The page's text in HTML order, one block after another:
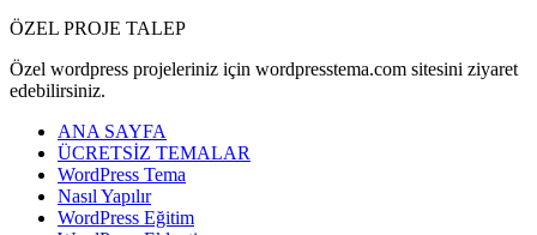
ÖZEL PROJE TALEP
Özel wordpress projeleriniz için wordpresstema.com sitesini ziyaret
edebilirsiniz.
ANA SAYFA
ÜCRETSİZ TEMALAR
WordPress Tema
Nasıl Yapılır
WordPress Eğitim